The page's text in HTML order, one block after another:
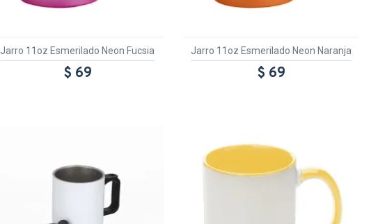
Jarro 11oz Esmerilado Neon Fucsia
$ 69
Jarro 11oz Esmerilado Neon Naranja
$ 69